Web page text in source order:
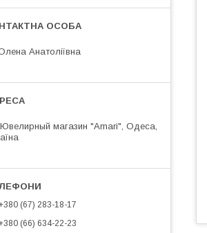
Анатоліївна
Ювелирный магазин "Amari", Одеса,
(67) 283-18-17
(66) 634-22-23